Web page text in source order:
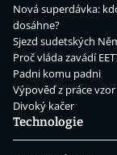
Nová superdávka:
dosáhne?
Sjezd sudetských
Proč vláda zavádí
Padni komu padni
Výpověď z práce vzor
Divoký kačer
Technologie